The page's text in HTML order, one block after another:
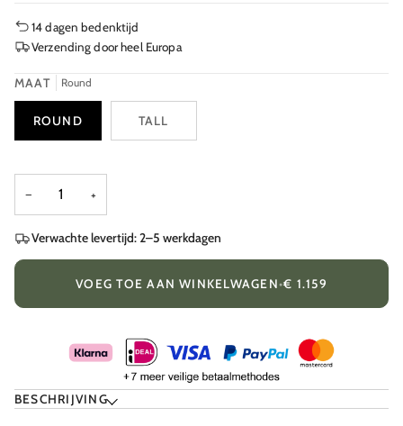
14 dagen bedenktijd
Verzending door heel Europa
MAAT Round
ROUND TALL
− +
Verwachte levertijd: 2–5 werkdagen
VOEG TOE AAN WINKELWAGEN•€ 1.159
BESCHRIJVING